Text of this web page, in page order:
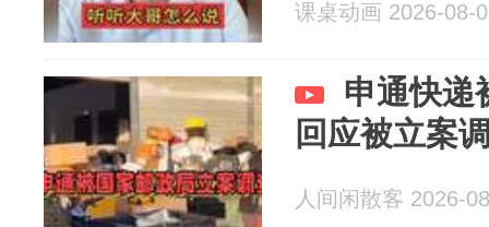
课桌动画 2026-08-
申通快递
回应被立案
人间闲散客 2026-